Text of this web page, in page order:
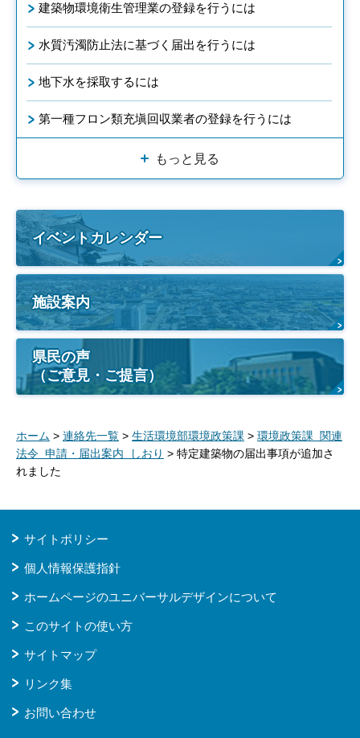
建築物環境衛生管理業の登録を行うには
水質汚濁防止法に基づく届出を行うには
地下水を採取するには
第一種フロン類充塡回収業者の登録を行うには
もっと見る
イベントカレンダー
施設案内
県民の声
（ご意見・ご提言）
ホーム > 連絡先一覧 > 生活環境部環境政策課 > 環境政策課 関連
法令 申請・届出案内 しおり > 特定建築物の届出事項が追加さ
れました
サイトポリシー
個人情報保護指針
ホームページのユニバーサルデザインについて
このサイトの使い方
サイトマップ
リンク集
お問い合わせ